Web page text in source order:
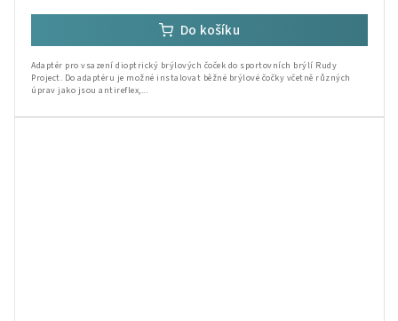
Do košíku
Adaptér pro vsazení dioptrický brýlových čoček do sportovních brýlí Rudy
Project. Do adaptéru je možné instalovat běžné brýlové čočky včetně různých
úprav jako jsou antireflex,...